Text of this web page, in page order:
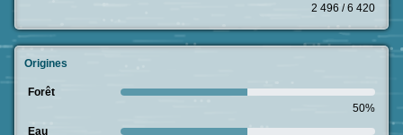
2 496 / 6 420
Origines
Forêt
50%
Eau